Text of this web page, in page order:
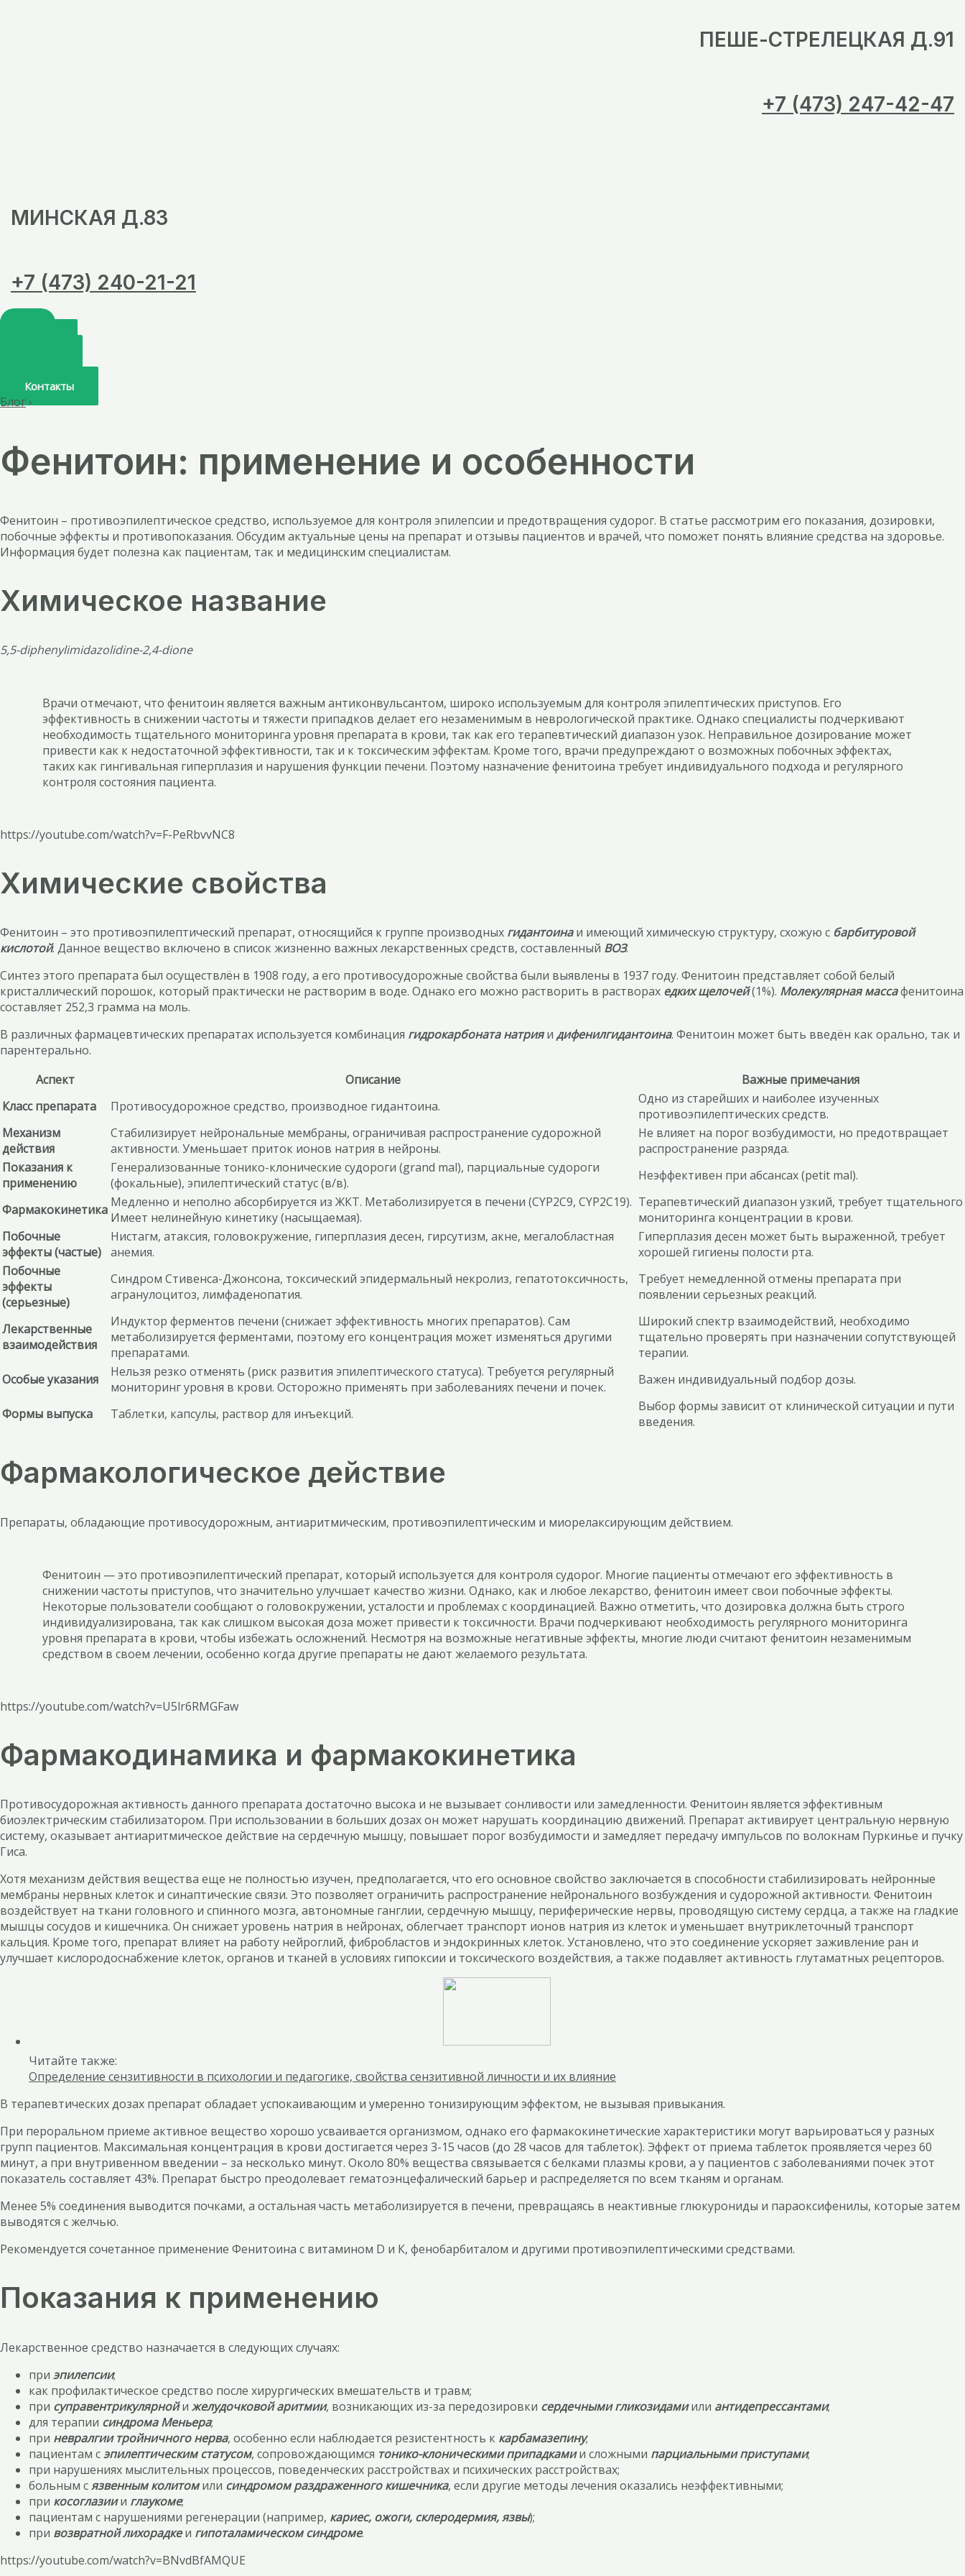
ПЕШЕ-СТРЕЛЕЦКАЯ Д.91
+7 (473) 247-42-47
МИНСКАЯ Д.83
+7 (473) 240-21-21
Контакты
Блог›
Фенитоин: применение и особенности
Фенитоин – противоэпилептическое средство, используемое для контроля эпилепсии и предотвращения судорог. В статье рассмотрим его показания, дозировки,
побочные эффекты и противопоказания. Обсудим актуальные цены на препарат и отзывы пациентов и врачей, что поможет понять влияние средства на здоровье.
Информация будет полезна как пациентам, так и медицинским специалистам.
Химическое название
5,5-diphenylimidazolidine-2,4-dione
Врачи отмечают, что фенитоин является важным антиконвульсантом, широко используемым для контроля эпилептических приступов. Его
эффективность в снижении частоты и тяжести припадков делает его незаменимым в неврологической практике. Однако специалисты подчеркивают
необходимость тщательного мониторинга уровня препарата в крови, так как его терапевтический диапазон узок. Неправильное дозирование может
привести как к недостаточной эффективности, так и к токсическим эффектам. Кроме того, врачи предупреждают о возможных побочных эффектах,
таких как гингивальная гиперплазия и нарушения функции печени. Поэтому назначение фенитоина требует индивидуального подхода и регулярного
контроля состояния пациента.
https://youtube.com/watch?v=F-PeRbvvNC8
Химические свойства
Фенитоин – это противоэпилептический препарат, относящийся к группе производных гидантоинаи имеющий химическую структуру, схожую с барбитуровой
кислотой. Данное вещество включено в список жизненно важных лекарственных средств, составленный ВОЗ.
Синтез этого препарата был осуществлён в 1908 году, а его противосудорожные свойства были выявлены в 1937 году. Фенитоин представляет собой белый
кристаллический порошок, который практически не растворим в воде. Однако его можно растворить в растворах едких щелочей(1%). Молекулярная массафенитоина
составляет 252,3 грамма на моль.
В различных фармацевтических препаратах используется комбинация гидрокарбоната натрияи дифенилгидантоина. Фенитоин может быть введён как орально, так и
парентерально.
Аспект
Описание
Важные примечания
Класс препарата
Противосудорожное средство, производное гидантоина.
Одно из старейших и наиболее изученных
противоэпилептических средств.
Механизм
действия
Стабилизирует нейрональные мембраны, ограничивая распространение судорожной
активности. Уменьшает приток ионов натрия в нейроны.
Не влияет на порог возбудимости, но предотвращает
распространение разряда.
Показания к
применению
Генерализованные тонико-клонические судороги (grand mal), парциальные судороги
(фокальные), эпилептический статус (в/в).
Неэффективен при абсансах (petit mal).
Фармакокинетика Медленно и неполно абсорбируется из ЖКТ. Метаболизируется в печени (CYP2C9, CYP2C19).
Имеет нелинейную кинетику (насыщаемая).
Терапевтический диапазон узкий, требует тщательного
мониторинга концентрации в крови.
Побочные
эффекты (частые)
Нистагм, атаксия, головокружение, гиперплазия десен, гирсутизм, акне, мегалобластная
анемия.
Гиперплазия десен может быть выраженной, требует
хорошей гигиены полости рта.
Побочные
эффекты
(серьезные)
Синдром Стивенса-Джонсона, токсический эпидермальный некролиз, гепатотоксичность,
агранулоцитоз, лимфаденопатия.
Требует немедленной отмены препарата при
появлении серьезных реакций.
Лекарственные
взаимодействия
Индуктор ферментов печени (снижает эффективность многих препаратов). Сам
метаболизируется ферментами, поэтому его концентрация может изменяться другими
препаратами.
Широкий спектр взаимодействий, необходимо
тщательно проверять при назначении сопутствующей
терапии.
Особые указания
Нельзя резко отменять (риск развития эпилептического статуса). Требуется регулярный
мониторинг уровня в крови. Осторожно применять при заболеваниях печени и почек.
Важен индивидуальный подбор дозы.
Формы выпуска Таблетки, капсулы, раствор для инъекций.
Выбор формы зависит от клинической ситуации и пути
введения.
Фармакологическое действие
Препараты, обладающие противосудорожным, антиаритмическим, противоэпилептическим и миорелаксирующим действием.
Фенитоин — это противоэпилептический препарат, который используется для контроля судорог. Многие пациенты отмечают его эффективность в
снижении частоты приступов, что значительно улучшает качество жизни. Однако, как и любое лекарство, фенитоин имеет свои побочные эффекты.
Некоторые пользователи сообщают о головокружении, усталости и проблемах с координацией. Важно отметить, что дозировка должна быть строго
индивидуализирована, так как слишком высокая доза может привести к токсичности. Врачи подчеркивают необходимость регулярного мониторинга
уровня препарата в крови, чтобы избежать осложнений. Несмотря на возможные негативные эффекты, многие люди считают фенитоин незаменимым
средством в своем лечении, особенно когда другие препараты не дают желаемого результата.
https://youtube.com/watch?v=U5lr6RMGFaw
Фармакодинамика и фармакокинетика
Противосудорожная активность данного препарата достаточно высока и не вызывает сонливости или замедленности. Фенитоин является эффективным
биоэлектрическим стабилизатором. При использовании в больших дозах он может нарушать координацию движений. Препарат активирует центральную нервную
систему, оказывает антиаритмическое действие на сердечную мышцу, повышает порог возбудимости и замедляет передачу импульсов по волокнам Пуркинье и пучку
Гиса.
Хотя механизм действия вещества еще не полностью изучен, предполагается, что его основное свойство заключается в способности стабилизировать нейронные
мембраны нервных клеток и синаптические связи. Это позволяет ограничить распространение нейронального возбуждения и судорожной активности. Фенитоин
воздействует на ткани головного и спинного мозга, автономные ганглии, сердечную мышцу, периферические нервы, проводящую систему сердца, а также на гладкие
мышцы сосудов и кишечника. Он снижает уровень натрия в нейронах, облегчает транспорт ионов натрия из клеток и уменьшает внутриклеточный транспорт
кальция. Кроме того, препарат влияет на работу нейроглий, фибробластов и эндокринных клеток. Установлено, что это соединение ускоряет заживление ран и
улучшает кислородоснабжение клеток, органов и тканей в условиях гипоксии и токсического воздействия, а также подавляет активность глутаматных рецепторов.
Читайте также:
Определение сензитивности в психологии и педагогике, свойства сензитивной личности и их влияние
В терапевтических дозах препарат обладает успокаивающим и умеренно тонизирующим эффектом, не вызывая привыкания.
При пероральном приеме активное вещество хорошо усваивается организмом, однако его фармакокинетические характеристики могут варьироваться у разных
групп пациентов. Максимальная концентрация в крови достигается через 3-15 часов (до 28 часов для таблеток). Эффект от приема таблеток проявляется через 60
минут, а при внутривенном введении – за несколько минут. Около 80% вещества связывается с белками плазмы крови, а у пациентов с заболеваниями почек этот
показатель составляет 43%. Препарат быстро преодолевает гематоэнцефалический барьер и распределяется по всем тканям и органам.
Менее 5% соединения выводится почками, а остальная часть метаболизируется в печени, превращаясь в неактивные глюкурониды и параоксифенилы, которые затем
выводятся с желчью.
Рекомендуется сочетанное применение Фенитоина с витамином D и К, фенобарбиталом и другими противоэпилептическими средствами.
Показания к применению
Лекарственное средство назначается в следующих случаях:
при эпилепсии;
как профилактическое средство после хирургических вмешательств и травм;
при суправентрикулярнойи желудочковой аритмии, возникающих из-за передозировки сердечными гликозидамиили антидепрессантами;
для терапии синдрома Меньера;
при невралгии тройничного нерва, особенно если наблюдается резистентность к карбамазепину;
пациентам сэпилептическим статусом, сопровождающимся тонико-клоническими припадкамии сложными парциальными приступами;
при нарушениях мыслительных процессов, поведенческих расстройствах и психических расстройствах;
больным сязвенным колитомили синдромом раздраженного кишечника, если другие методы лечения оказались неэффективными;
при косоглазиии глаукоме;
пациентам с нарушениями регенерации (например, кариес, ожоги, склеродермия, язвы);
при возвратной лихорадкеи гипоталамическом синдроме.
https://youtube.com/watch?v=BNvdBfAMQUE